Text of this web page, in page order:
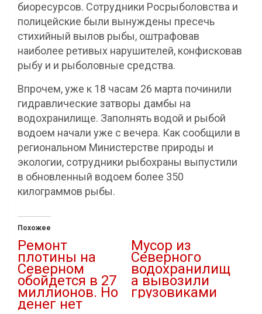
биоресурсов. Сотрудники Росрыболовства и
полицейские были вынуждены пресечь
стихийный вылов рыбы, оштрафовав
наиболее ретивых нарушителей, конфисковав
рыбу и и рыболовные средства.
Впрочем, уже к 18 часам 26 марта починили
гидравлические затворы дамбы на
водохранилище. Заполнять водой и рыбой
водоем начали уже с вечера. Как сообщили в
региональном Министерстве природы и
экологии, сотрудники рыбохраны выпустили
в обновленный водоем более 350
килограммов рыбы.
Похожее
Ремонт
плотины на
Северном
обойдется в 27
миллионов. Но
денег нет
Мусор из
Северного
водохранилищ
а вывозили
грузовиками